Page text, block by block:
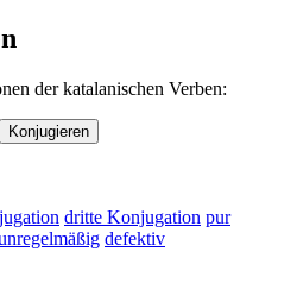
der katalanischen Verben:
Konjugieren
dritte Konjugation pur
defektiv